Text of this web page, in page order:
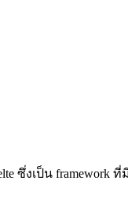
งเป็น framework ที่